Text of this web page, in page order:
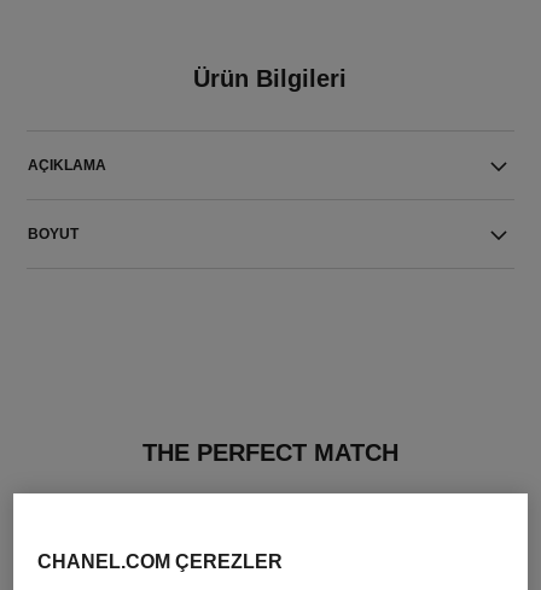
Ürün Bilgileri
AÇIKLAMA
BOYUT
THE PERFECT MATCH
CHANEL.COM ÇEREZLER